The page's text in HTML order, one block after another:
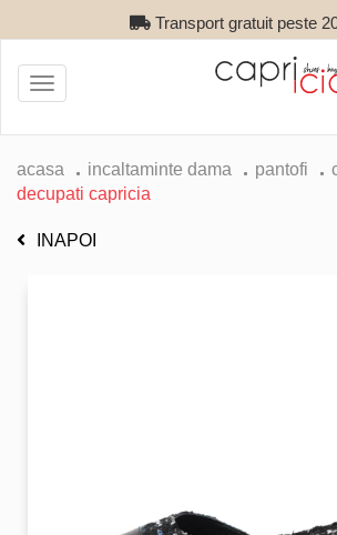
Transport gratuit peste
Toggle
navigation
acasa incaltaminte dama pantofi
decupati capricia
INAPOI